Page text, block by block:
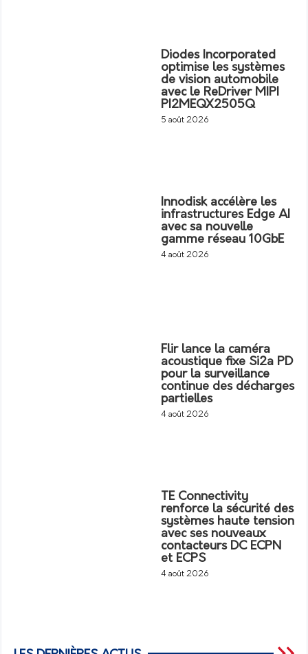
Diodes Incorporated
optimise les systèmes
de vision automobile
avec le ReDriver MIPI
PI2MEQX2505Q
5 août 2026
Innodisk accélère les
infrastructures Edge AI
avec sa nouvelle
gamme réseau 10GbE
4 août 2026
Flir lance la caméra
acoustique fixe Si2a PD
pour la surveillance
continue des décharges
partielles
4 août 2026
TE Connectivity
renforce la sécurité des
systèmes haute tension
avec ses nouveaux
contacteurs DC ECPN
et ECPS
4 août 2026